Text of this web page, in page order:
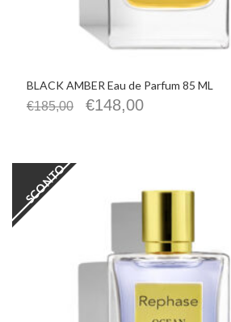
BLACK AMBER Eau de Parfum 85 ML
€185,00 €148,00
SCONTO